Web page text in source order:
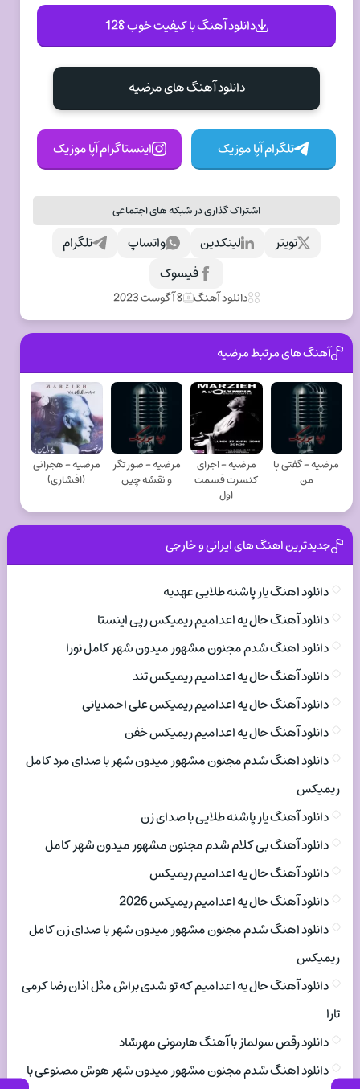
دانلود آهنگ با کیفیت خوب 128
دانلود آهنگ های مرضیه
تلگرام آپا موزیک اینستاگرام آپا موزیک
اشتراک گذاری در شبکه های اجتماعی
تلگرام واتساپ لینکدین
تویتر
فیسوک
دانلود آهنگ 8 آگوست 2023
آهنگ های مرتبط مرضیه
مرضیه - گفتی با
من
مرضیه - اجرای
کنسرت قسمت
اول
مرضیه - صورتگر
و نقشه چین
مرضیه - هجرانی
(افشاری)
جدیدترین اهنگ های ایرانی و خارجی
دانلود اهنگ یار پاشنه طلایی عهدیه
دانلود آهنگ حال یه اعدامیم ریمیکس رپی اینستا
دانلود اهنگ شدم مجنون مشهور میدون شهر کامل نورا
دانلود آهنگ حال یه اعدامیم ریمیکس تند
دانلود آهنگ حال یه اعدامیم ریمیکس علی احمدیانی
دانلود آهنگ حال یه اعدامیم ریمیکس خفن
دانلود اهنگ شدم مجنون مشهور میدون شهر با صدای مرد کامل
ریمیکس
دانلود آهنگ یار پاشنه طلایی با صدای زن
دانلود آهنگ بی کلام شدم مجنون مشهور میدون شهر کامل
دانلود آهنگ حال یه اعدامیم ریمیکس
دانلود آهنگ حال یه اعدامیم ریمیکس 2026
دانلود اهنگ شدم مجنون مشهور میدون شهر با صدای زن کامل
ریمیکس
دانلود آهنگ حال یه اعدامیم که تو شدی براش مثل اذان رضا کرمی
تارا
دانلود رقص سولماز با آهنگ هارمونی مهرشاد
دانلود اهنگ شدم مجنون مشهور میدون شهر هوش مصنوعی با